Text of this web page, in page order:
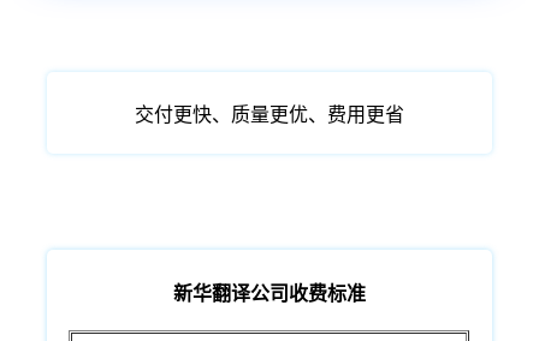
交付更快、质量更优、费用更省
新华翻译公司收费标准